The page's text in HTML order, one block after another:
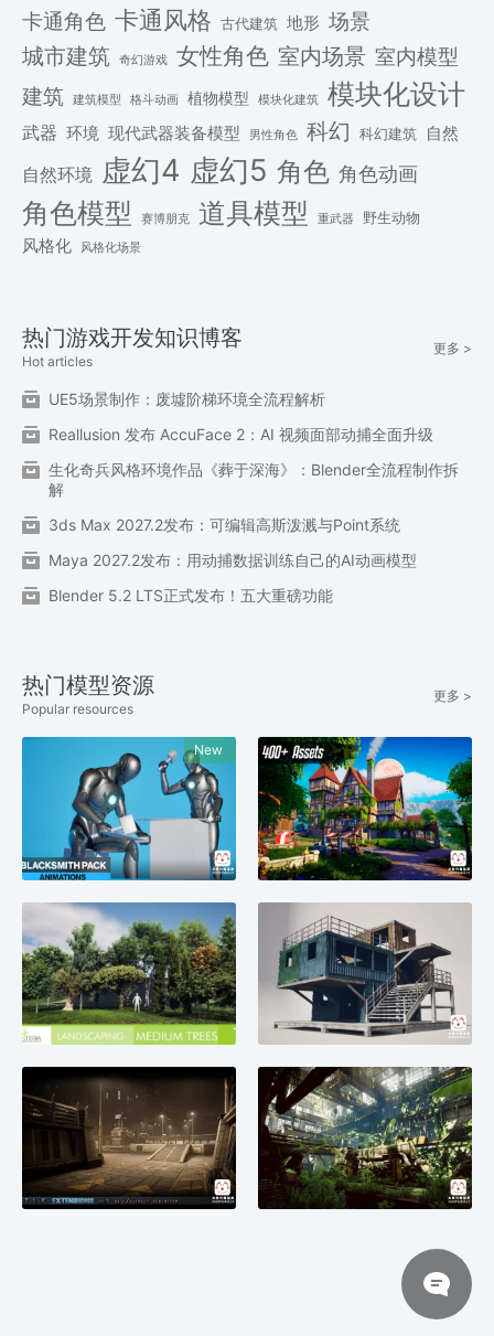
卡通角色 卡通风格 古代建筑 地形 场景
城市建筑
奇幻游戏 女性角色 室内场景 室内模型
建筑 建筑模型 格斗动画 植物模型 模块化建筑 模块化设计
武器 环境 现代武器装备模型 男性角色 科幻 科幻建筑 自然
自然环境 虚幻4 虚幻5 角色 角色动画
角色模型 赛博朋克 道具模型 重武器 野生动物
风格化 风格化场景
热门游戏开发知识博客
Hot articles
更多 >
UE5场景制作：废墟阶梯环境全流程解析
Reallusion 发布 AccuFace 2：AI 视频面部动捕全面升级
生化奇兵风格环境作品《葬于深海》：Blender全流程制作拆
解
3ds Max 2027.2发布：可编辑高斯泼溅与Point系统
Maya 2027.2发布：用动捕数据训练自己的AI动画模型
Blender 5.2 LTS正式发布！五大重磅功能
热门模型资源
Popular resources
更多 >